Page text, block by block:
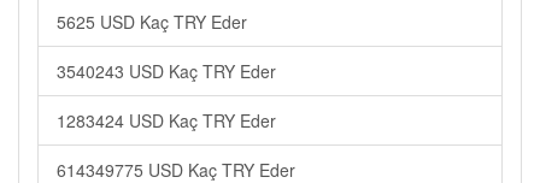
5625 USD Kaç TRY Eder
3540243 USD Kaç TRY Eder
1283424 USD Kaç TRY Eder
614349775 USD Kaç TRY Eder